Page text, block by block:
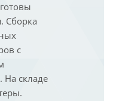
Сборка
с
На складе